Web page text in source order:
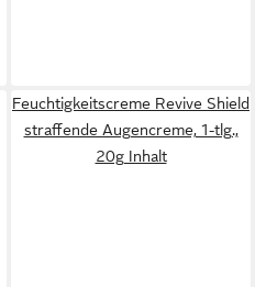
Feuchtigkeitscreme Revive Shield
straffende Augencreme, 1-tlg.,
20g Inhalt